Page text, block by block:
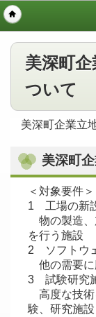
美深町
ついて
美深町企業立
美深町
＜対象要件＞
1 工場の新
物の製造、
を行う施設
2 ソフトウ
他の需要に
3 試験研究
高度な技術
験、研究施設